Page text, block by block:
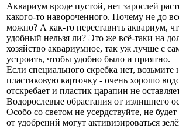
Аквариум вроде пустой, нет зарослей
какого-то навороченного. Почему не до
можно? А как-то переставить аквариум,
удобный нельзя ли? Это же всё-таки на
хозяйство аквариумное, так уж лучше с
устроить, чтобы удобно было и приятно.
Если специального скребка нет,
пластиковую карточку - очень хорошо
отскребает и пластик царапин не
Водорослевые обрастания от излишнего
Особо со светом не усердствуйте, не
от удобрений могут активизироваться